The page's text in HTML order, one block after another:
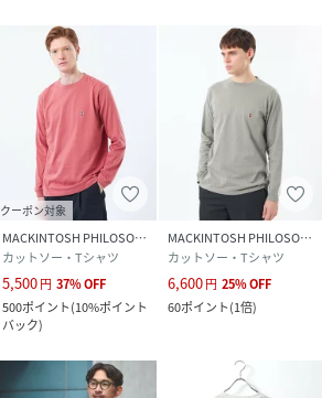
クーポン対象
MACKINTOSH PHILOSOPHY
カットソー・Tシャツ
5,500円 37%OFF
500ポイント(10%ポイント
バック)
MACKINTOSH PHILOSOPHY
カットソー・Tシャツ
6,600円 25%OFF
60ポイント(1倍)